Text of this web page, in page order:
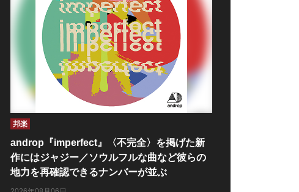
邦楽
androp『imperfect』〈不完全〉を掲げた新
作にはジャジー／ソウルフルな曲など彼らの
地力を再確認できるナンバーが並ぶ